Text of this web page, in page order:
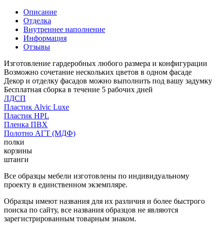
Описание
Отделка
Внутреннее наполнение
Информация
Отзывы
Изготовление гардеробных любого размера и конфигурации
Возможно сочетание нескольких цветов в одном фасаде
Декор и отделку фасадов можно выполнить под вашу задумку
Бесплатная сборка в течение 5 рабочих дней
ЛДСП
Пластик Alvic Luxe
Пластик HPL
Пленка ПВХ
Полотно АГТ (МДФ)
полки
корзины
штанги
Все образцы мебели изготовлены по индивидуальному
проекту в единственном экземпляре.
Образцы имеют названия для их различия и более быстрого
поиска по сайту, все названия образцов не являются
зарегистрированным товарным знаком.